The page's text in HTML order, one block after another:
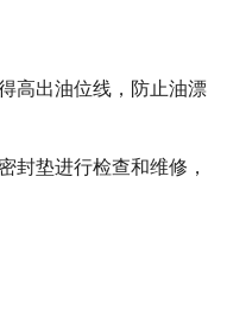
高出油位线，防止油漂
封垫进行检查和维修，